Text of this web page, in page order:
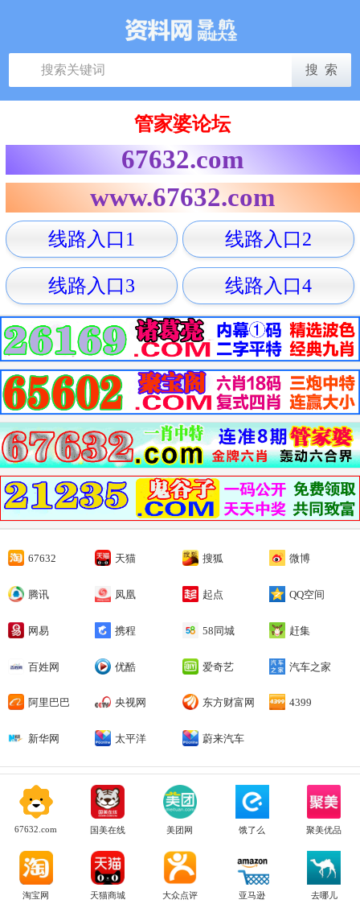
管家婆论坛
67632.com
www.67632.com
线路入口1 线路入口2
线路入口3 线路入口4
67632 天猫 搜狐 微博
腾讯 凤凰 起点 QQ空间
网易 携程 58同城 赶集
百姓网 优酷 爱奇艺 汽车之家
阿里巴巴 央视网 东方财富网 4399
新华网 太平洋 蔚来汽车
67632.com 国美在线 美团网 饿了么 聚美优品
淘宝网 天猫商城 大众点评 亚马逊 去哪儿